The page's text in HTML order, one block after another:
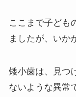
ここまで子ども
ましたが、いか
矮小歯は、見つ
ないような異常